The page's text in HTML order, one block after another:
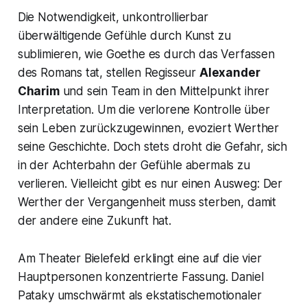
Die Notwendigkeit, unkontrollierbar
überwältigende Gefühle durch Kunst zu
sublimieren, wie Goethe es durch das Verfassen
des Romans tat, stellen Regisseur Alexander
Charimund sein Team in den Mittelpunkt ihrer
Interpretation. Um die verlorene Kontrolle über
sein Leben zurückzugewinnen, evoziert Werther
seine Geschichte. Doch stets droht die Gefahr, sich
in der Achterbahn der Gefühle abermals zu
verlieren. Vielleicht gibt es nur einen Ausweg: Der
Werther der Vergangenheit muss sterben, damit
der andere eine Zukunft hat.
Am Theater Bielefeld erklingt eine auf die vier
Hauptpersonen konzentrierte Fassung. Daniel
Pataky umschwärmt als ekstatischemotionaler